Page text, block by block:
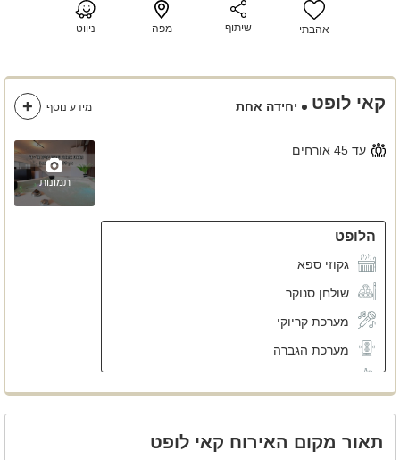
אהבתי שיתוף מפה ניווט
קאי לופט יחידה אחת
תמונות
עד 45 אורחים
הלופט
גקוזי ספא
שולחן סנוקר
מערכת קריוקי
מערכת הגברה
מידע נוסף
תאור מקום האירוח קאי לופט